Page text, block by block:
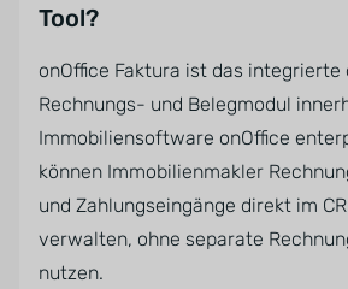
Tool?
onOffice Faktura ist das integrierte
Rechnungs- und Belegmodul
Immobiliensoftware onOffice
können Immobilienmakler
und Zahlungseingänge direkt im
verwalten, ohne separate
nutzen.